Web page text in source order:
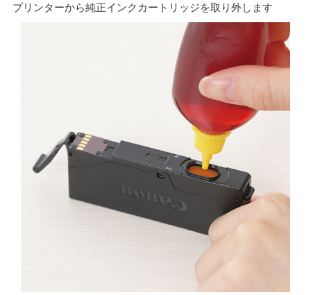
プリンターから純正インクカートリッジを取り外します